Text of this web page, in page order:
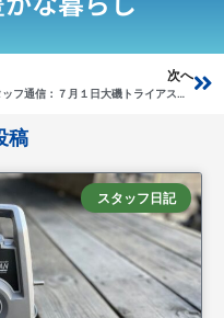
次へ
スタッフ通信：７月１日大磯トライアスロン大会に向けて
稿
スタッフ日記